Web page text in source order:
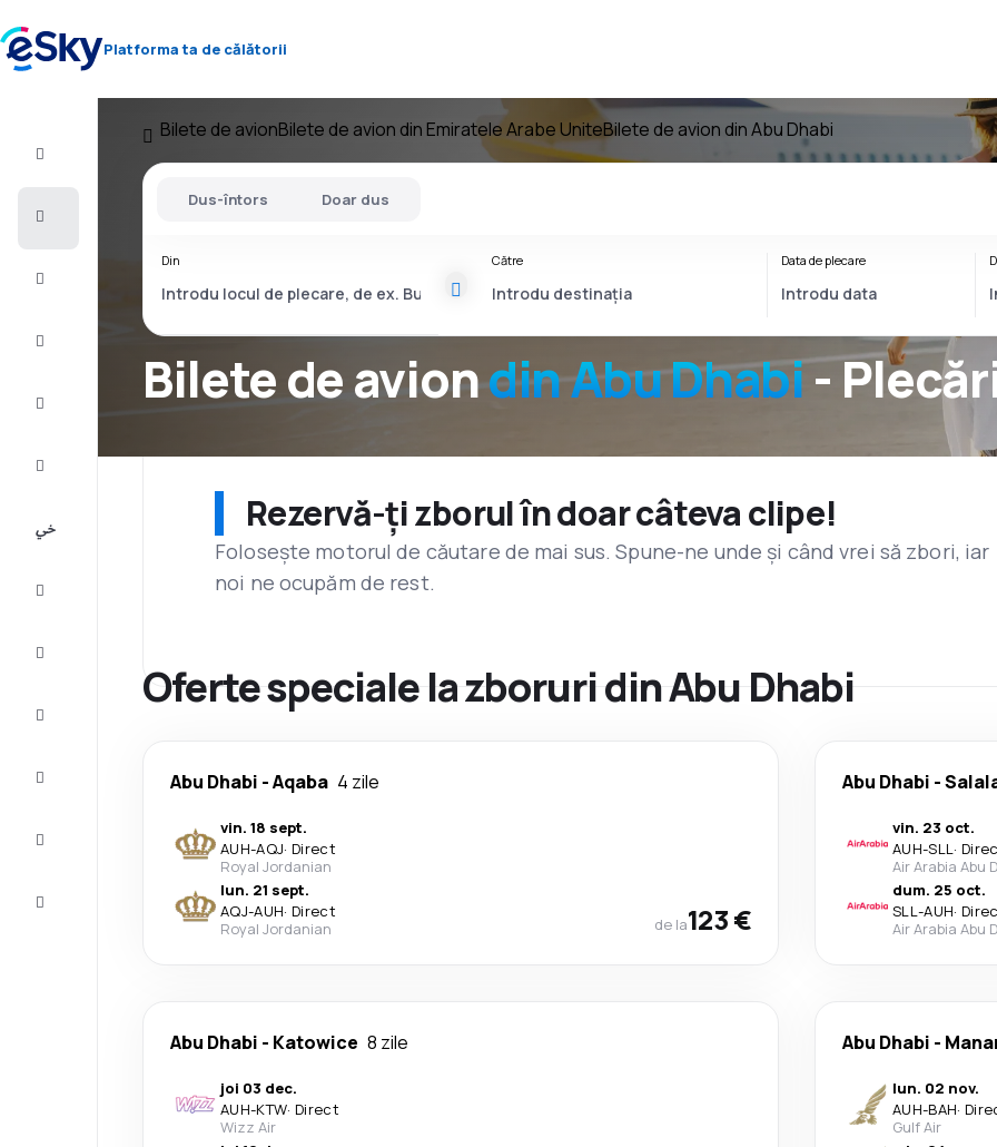
Platforma ta de călătorii
Bilete de avionBilete de avion din Emiratele Arabe UniteBilete de avion din Abu Dhabi
Bilete de aviondin Abu Dhabi-
Dus-întors Doar dus
Din Către Data de plecare
Rezervă-ți zborul în doar câteva clipe!
Folosește motorul de căutare de mai sus. Spune-ne unde și când vrei să zbori, iar
noi ne ocupăm de rest.
Oferte speciale la zboruri din Abu Dhabi
Abu Dhabi -Aqaba 4 zile
vin. 18 sept.
AUH-AQJ· Direct
Royal Jordanian
lun. 21 sept.
AQJ-AUH· Direct
Royal Jordanian
de la123 €
Abu Dhabi -
vin. 23 oct.
AUH-SLL·
Air Arabia Abu
dum. 25 oct.
SLL-AUH·
Air Arabia Abu
Abu Dhabi - Katowice 8 zile
joi 03 dec.
AUH-KTW· Direct
Wizz Air
Abu Dhabi -
lun. 02 nov.
AUH-BAH·
Gulf Air